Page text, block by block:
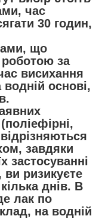
час
30 годин,
що
за
висихання
основі,
завдяки
застосуванні
ризикуєте
днів. В
лак по
на водній